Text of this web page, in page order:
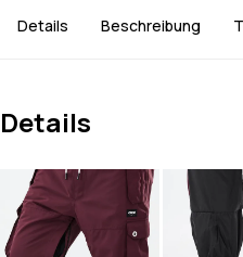
Details Beschreibung
Details